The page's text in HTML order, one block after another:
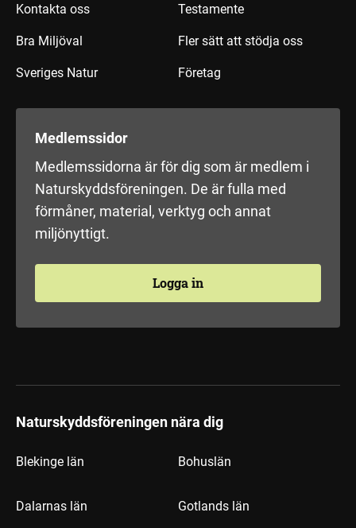
Kontakta oss
Bra Miljöval
Sveriges Natur
Testamente
Fler sätt att stödja oss
Företag
Medlemssidor
Medlemssidorna är för dig som är medlem i
Naturskyddsföreningen. De är fulla med
förmåner, material, verktyg och annat
miljönyttigt.
Logga in
Naturskyddsföreningen nära dig
Blekinge län Bohuslän
Dalarnas län Gotlands län